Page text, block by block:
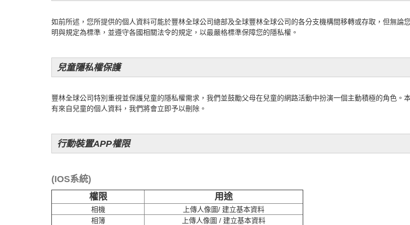
如前所述，您所提供的個人資料可能於豐林全球公司總部及全球豐林全球公司的各分支機構間移轉或存取，但無
明與規定為標準，並遵守各國相關法令的規定，以最嚴格標準保障您的隱私權。
兒童隱私權保護
豐林全球公司特別重視並保護兒童的隱私權需求，我們並鼓勵父母在兒童的網路活動中扮演一個主動積極的角色
有來自兒童的個人資料，我們將會立即予以刪除。
行動裝置APP權限
(IOS系統)
權限
用途
相機
上傳人像圖/ 建立基本資料
相簿
上傳人像圖 / 建立基本資料